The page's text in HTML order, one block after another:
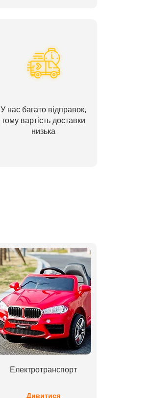
У нас багато відправок,
тому вартість доставки
низька
Електротранспорт
Дивитися